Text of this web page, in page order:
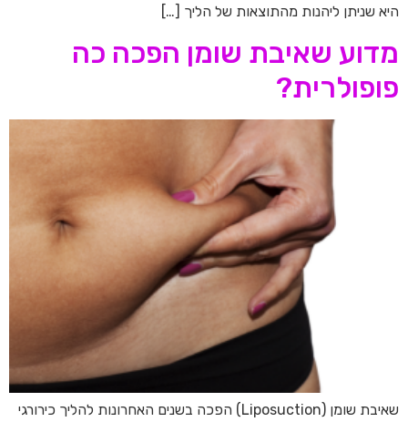
היא שניתן ליהנות מהתוצאות של הליך […]
מדוע שאיבת שומן הפכה כה
פופולרית?
שאיבת שומן (Liposuction) הפכה בשנים האחרונות להליך כירורגי